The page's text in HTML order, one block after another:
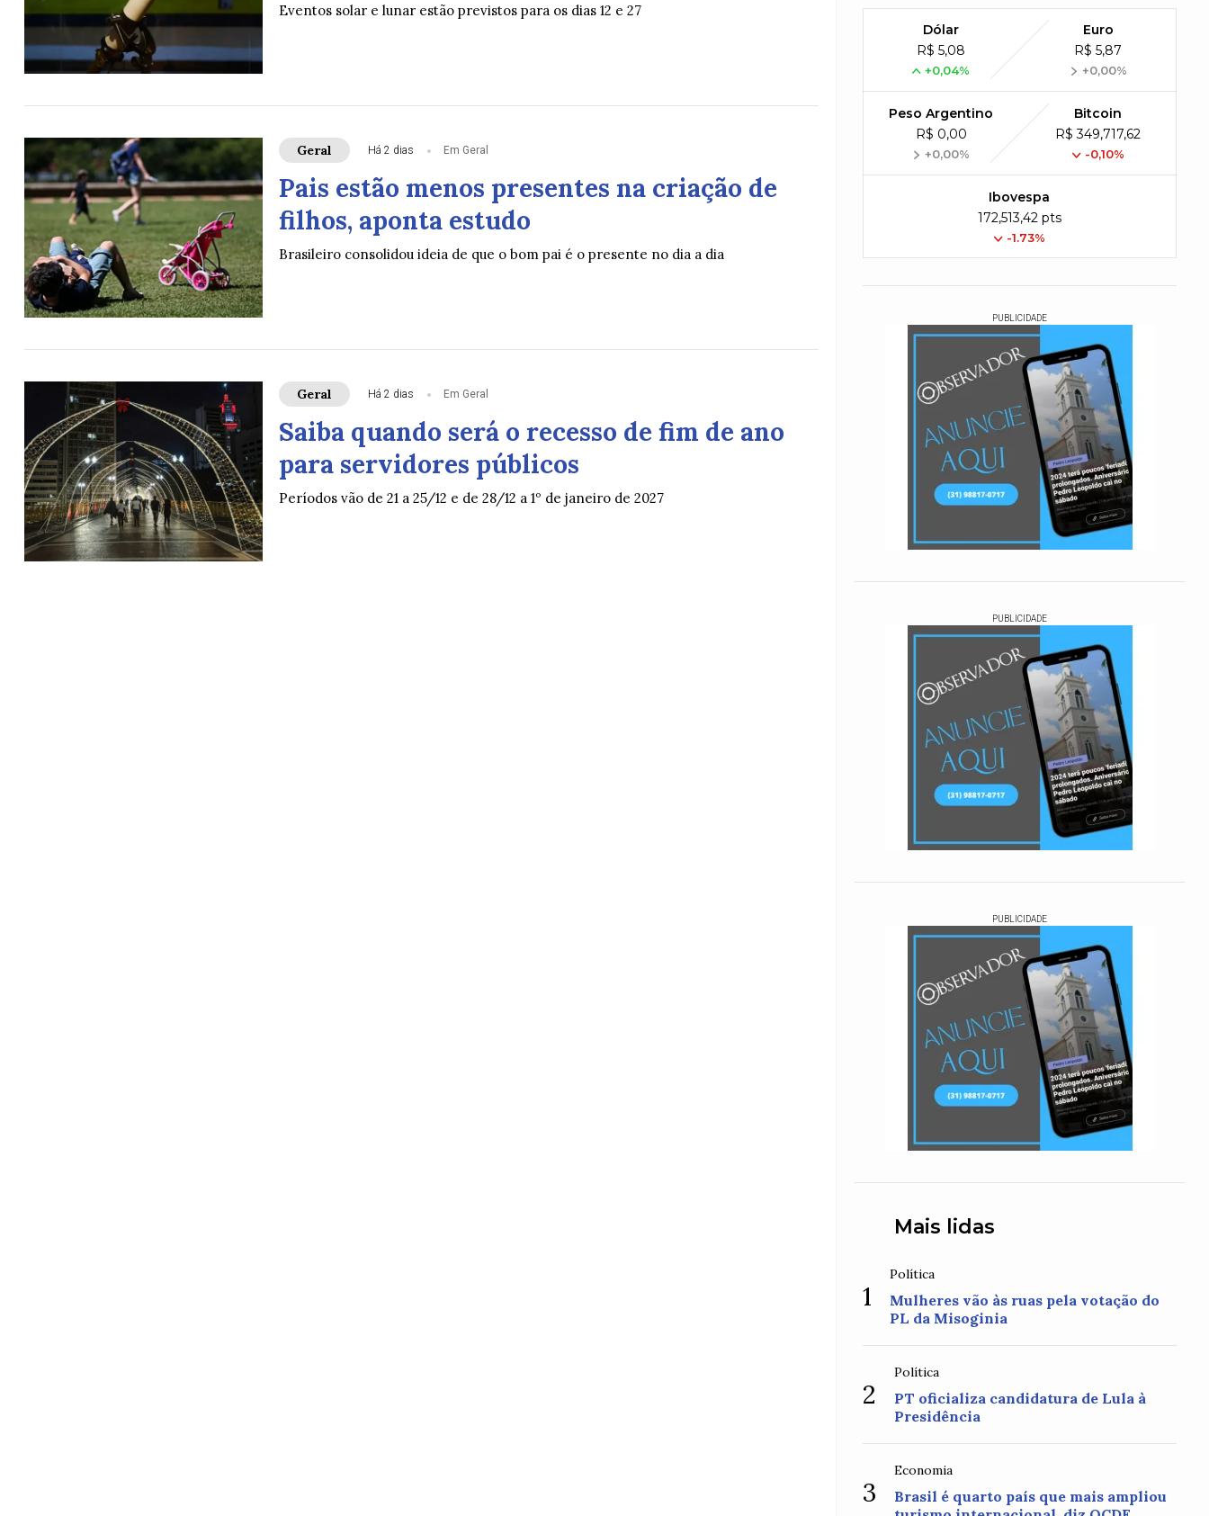
Eventos solar e lunar estão previstos para os dias 12 e 27
Geral Há 2 dias Em Geral
Pais estão menos presentes na criação de
filhos, aponta estudo
Brasileiro consolidou ideia de que o bom pai é o presente no dia a dia
Geral Há 2 dias Em Geral
Saiba quando será o recesso de fim de ano
para servidores públicos
Períodos vão de 21 a 25/12 e de 28/12 a 1º de janeiro de 2027
Dólar
R$ 5,08
+0,04%
Euro
R$ 5,87
+0,00%
Peso Argentino
R$ 0,00
+0,00%
Bitcoin
R$ 349,717,62
-0,10%
Ibovespa
172,513,42 pts
-1.73%
PUBLICIDADE
PUBLICIDADE
PUBLICIDADE
Mais lidas
1
Política
Mulheres vão às ruas pela votação do
PL da Misoginia
2
Política
PT oficializa candidatura de Lula à
Presidência
3
Economia
Brasil é quarto país que mais ampliou